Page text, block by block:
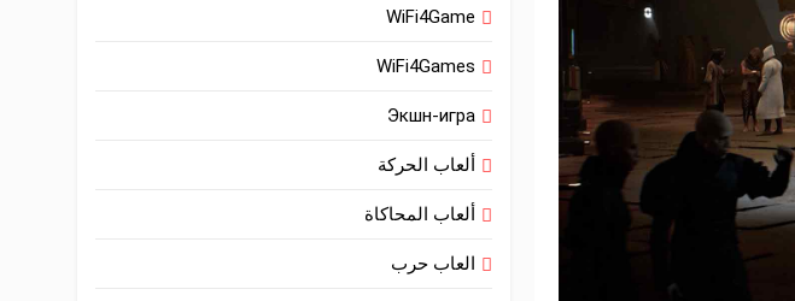
WiFi4Game
WiFi4Games
Экшн-игра
ألعاب الحركة
ألعاب المحاكاة
العاب حرب